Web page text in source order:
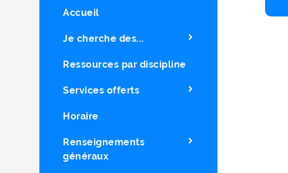
Accueil
Je cherche des...
Ressources par discipline
Services offerts
Horaire
Renseignements
généraux